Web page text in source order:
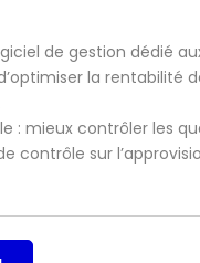
de gestion dédié
la rentabilité
: mieux contrôler les
contrôle sur